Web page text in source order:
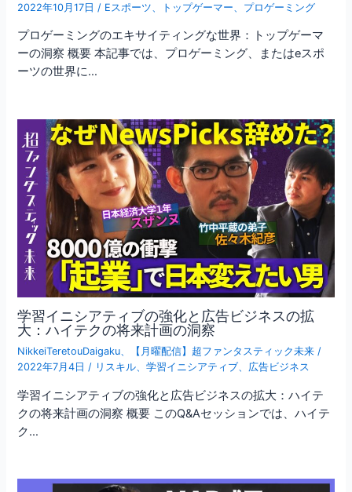
2022年10月17日 / Eスポーツ トップゲーマー プロゲーミング
プロゲーミングのエキサイティングな世界：トップゲーマ
ーの洞察 概要 本記事では、プロゲーミング、またはeスポ
ーツの世界に…
学習イニシアティブの強化と広告ビジネスの拡
大：ハイテクの将来計画の洞察
NikkeiTeretouDaigaku、 【月曜配信】超ファンタスティック未来 /
2022年7月4日 / リスキル、学習イニシアティブ、 広告ビジネス
学習イニシアティブの強化と広告ビジネスの拡大：ハイテ
クの将来計画の洞察 概要 このQ&Aセッションでは、ハイテ
ク…